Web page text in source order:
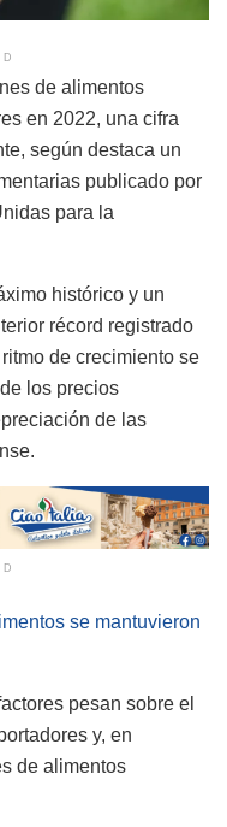
de alimentos
en 2022, una cifra
según destaca un
publicado por
para la
histórico y un
récord registrado
de crecimiento se
los precios
de las
se mantuvieron
pesan sobre el
y, en
de alimentos